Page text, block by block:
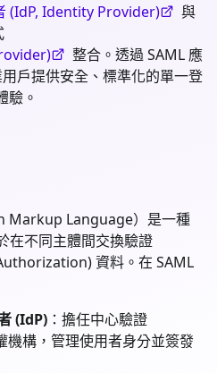
(IdP, Identity Provider)
與
整合。透過 SAML 應
戶提供安全、標準化的單一登
驗。
Markup Language）是一種
在不同主體間交換驗證
資料。在 SAML
(IdP) ：擔任中心驗證
構，管理使用者身分並簽發